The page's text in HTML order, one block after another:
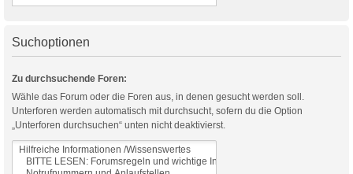
Suchoptionen
Zu durchsuchende Foren:
Wähle das Forum oder die Foren aus, in denen gesucht werden soll.
Unterforen werden automatisch mit durchsucht, sofern du die Option
„Unterforen durchsuchen“ unten nicht deaktivierst.